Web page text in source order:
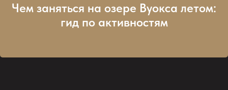
Чем заняться на озере Вуокса летом:
гид по активностям